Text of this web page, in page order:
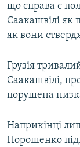
що справа є
Саакашвілі як
як вони
Грузія
Саакашвілі,
порушена
Наприкінці
Порошенко